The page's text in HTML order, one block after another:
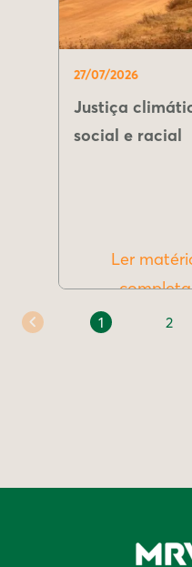
27/07/2026
Justiça
social e racial
Ler
completa
1 2